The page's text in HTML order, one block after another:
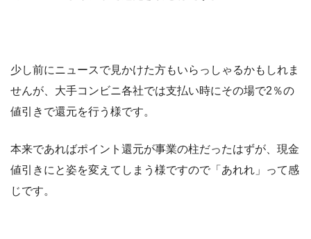
少し前にニュースで見かけた方もいらっしゃるかもしれま
せんが、大手コンビニ各社では支払い時にその場で2％の
値引きで還元を行う様です。
本来であればポイント還元が事業の柱だったはずが、現金
値引きにと姿を変えてしまう様ですので「あれれ」って感
じです。